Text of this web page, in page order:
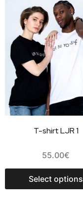
T-shirt LJR 1
55.00€
Select options